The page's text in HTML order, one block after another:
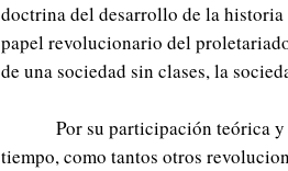
doctrina del desarrollo de la
papel revolucionario del
de una sociedad sin clases, la
Por su participación teórica
tiempo, como tantos otros